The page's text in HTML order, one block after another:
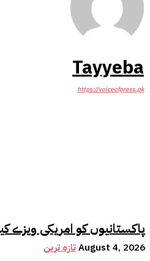
پاکستانیوں کو امریکی ویزے
تازہ ترینAugust 4, 2026
Tayyeba
https://voiceofpress.pk